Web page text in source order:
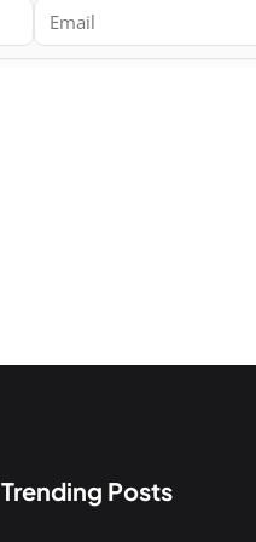
Trending Posts